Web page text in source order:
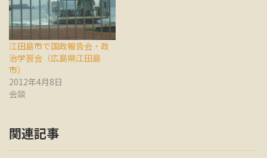
江田島市で国政報告会・政
治学習会（広島県江田島
市）
2012年4月8日
会談
関連記事